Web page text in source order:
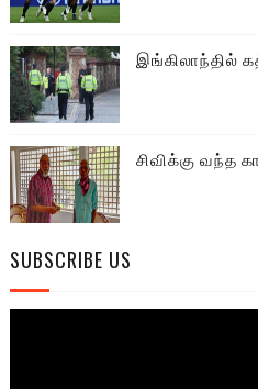
இங்கிலாந்தில்
சிவிக்கு வந்த
SUBSCRIBE US